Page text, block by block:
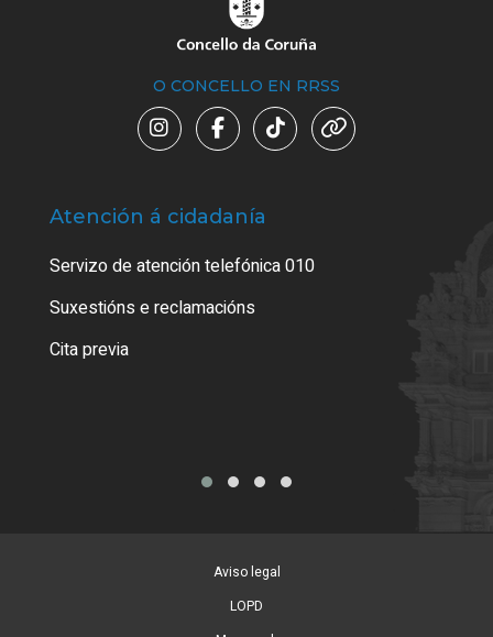
O CONCELLO EN RRSS
Atención á cidadanía
Servizo de atención telefónica 010
Suxestións e reclamacións
Cita previa
Aviso legal
LOPD